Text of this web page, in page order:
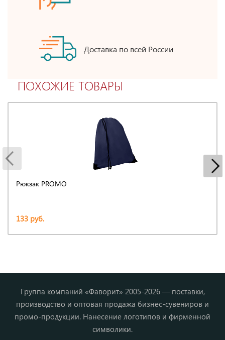
Доставка по всей России
ПОХОЖИЕ ТОВАРЫ
Рюкзак PROMO
133 руб.
Группа компаний «Фаворит» 2005-2026 — поставки,
производство и оптовая продажа бизнес-сувениров и
промо-продукции. Нанесение логотипов и фирменной
символики.